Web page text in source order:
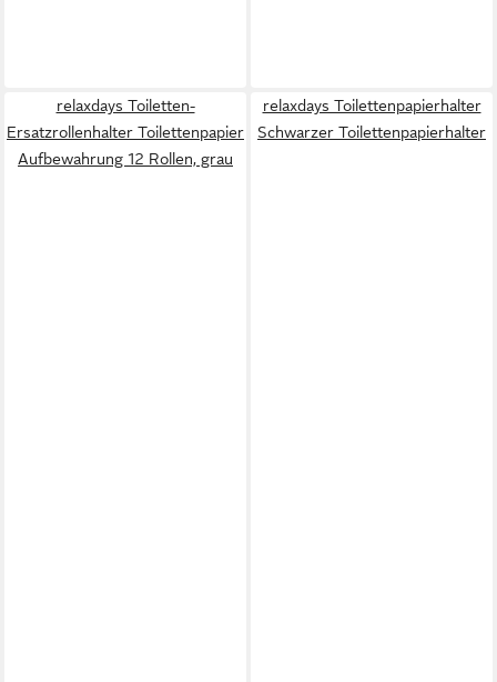
relaxdays Toiletten-
Ersatzrollenhalter Toilettenpapier
Aufbewahrung 12 Rollen, grau
relaxdays Toilettenpapierhalter
Schwarzer Toilettenpapierhalter